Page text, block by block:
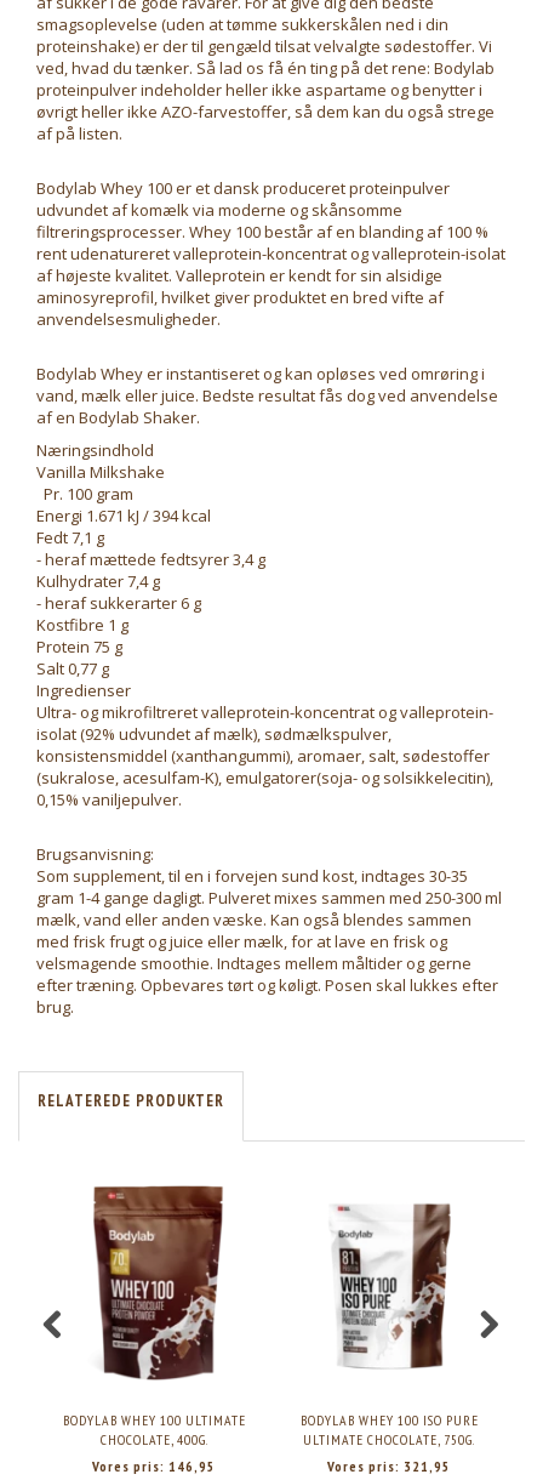
smagsoplevelse (uden at tømme sukkerskålen ned i din
proteinshake) er der til gengæld tilsat velvalgte sødestoffer. Vi
ved, hvad du tænker. Så lad os få én ting på det rene: Bodylab
proteinpulver indeholder heller ikke aspartame og benytter i
øvrigt heller ikke AZO-farvestoffer, så dem kan du også strege
af på listen.
Bodylab Whey 100 er et dansk produceret proteinpulver
udvundet af komælk via moderne og skånsomme
filtreringsprocesser. Whey 100 består af en blanding af 100 %
rent udenatureret valleprotein-koncentrat og valleprotein-isolat
af højeste kvalitet. Valleprotein er kendt for sin alsidige
aminosyreprofil, hvilket giver produktet en bred vifte af
anvendelsesmuligheder.
Bodylab Whey er instantiseret og kan opløses ved omrøring i
vand, mælk eller juice. Bedste resultat fås dog ved anvendelse
af en Bodylab Shaker.
Næringsindhold
Vanilla Milkshake
Pr. 100 gram
Energi 1.671 kJ / 394 kcal
Fedt 7,1 g
- heraf mættede fedtsyrer 3,4 g
Kulhydrater 7,4 g
- heraf sukkerarter 6 g
Kostfibre 1 g
Protein 75 g
Salt 0,77 g
Ingredienser
Ultra- og mikrofiltreret valleprotein-koncentrat og valleprotein-
isolat (92% udvundet af mælk), sødmælkspulver,
konsistensmiddel (xanthangummi), aromaer, salt, sødestoffer
(sukralose, acesulfam-K), emulgatorer(soja- og solsikkelecitin),
0,15% vaniljepulver.
Brugsanvisning:
Som supplement, til en i forvejen sund kost, indtages 30-35
gram 1-4 gange dagligt. Pulveret mixes sammen med 250-300 ml
mælk, vand eller anden væske. Kan også blendes sammen
med frisk frugt og juice eller mælk, for at lave en frisk og
velsmagende smoothie. Indtages mellem måltider og gerne
efter træning. Opbevares tørt og køligt. Posen skal lukkes efter
brug.
RELATEREDE PRODUKTER
BODYLAB WHEY 100 ULTIMATE
CHOCOLATE, 400G.
Vores pris: 146,95
BODYLAB WHEY 100 ISO PURE
ULTIMATE CHOCOLATE, 750G.
Vores pris: 321,95